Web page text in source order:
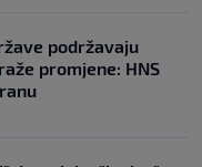
podržavaju
promjene: HNS